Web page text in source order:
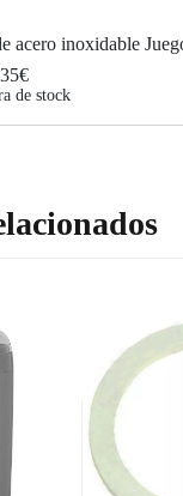
acero inoxidable
café Accesorio para
de stock